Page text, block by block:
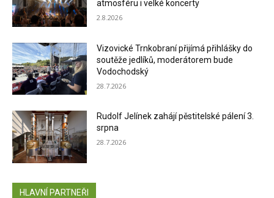
atmosféru i velké koncerty
2.8.2026
Vizovické Trnkobraní přijímá přihlášky do
soutěže jedlíků, moderátorem bude
Vodochodský
28.7.2026
Rudolf Jelínek zahájí pěstitelské pálení 3.
srpna
28.7.2026
HLAVNÍ PARTNEŘI